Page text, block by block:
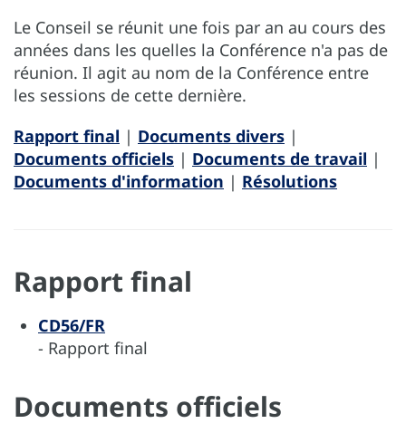
Le Conseil se réunit une fois par an au cours des
années dans les quelles la Conférence n'a pas de
réunion. Il agit au nom de la Conférence entre
les sessions de cette dernière.
Rapport final | Documents divers |
Documents officiels | Documents de travail |
Documents d'information | Résolutions
Rapport final
CD56/FR
- Rapport final
Documents officiels